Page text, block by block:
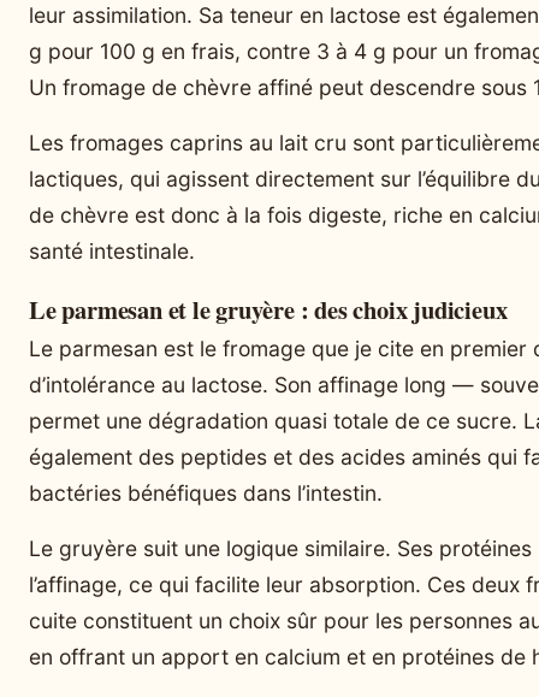
leur assimilation. Sa teneur en lactose est
g pour 100 g en frais, contre 3 à 4 g pour un
Un fromage de chèvre affiné peut descendre sous
Les fromages caprins au lait cru sont
lactiques, qui agissent directement sur l’équilibre
de chèvre est donc à la fois digeste, riche en
santé intestinale.
Le parmesan et le gruyère : des choix judicieux
Le parmesan est le fromage que je cite en premier
d’intolérance au lactose. Son affinage long —
permet une dégradation quasi totale de ce sucre.
également des peptides et des acides aminés qui
bactéries bénéfiques dans l’intestin.
Le gruyère suit une logique similaire. Ses
l’affinage, ce qui facilite leur absorption. Ces deux
cuite constituent un choix sûr pour les personnes
en offrant un apport en calcium et en protéines de